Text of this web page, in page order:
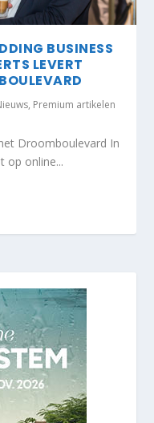
BUSINESS
LEVERT
, Premium artikelen
Droomboulevard In
op online...